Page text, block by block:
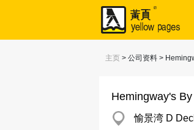
主页 > 公司资料 >
Hemingway's
愉景湾 D